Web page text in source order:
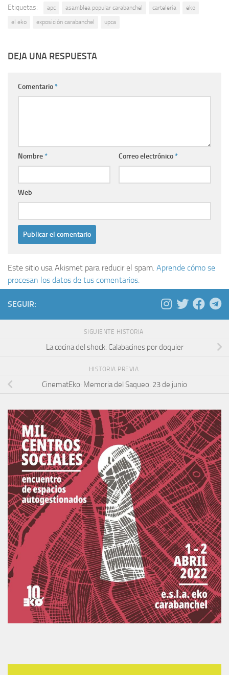
Etiquetas: apc asamblea popular carabanchel carteleria
eko
el eko
exposición carabanchel upca
DEJA UNA RESPUESTA
Comentario*
Nombre* Correo electrónico*
Web
Este sitio usa Akismet para reducir el spam. Aprende cómo se
procesan los datos de tus comentarios.
SEGUIR:
SIGUIENTE HISTORIA
La cocina del shock: Calabacines por doquier
HISTORIA PREVIA
CinematEko: Memoria del Saqueo. 23 de junio